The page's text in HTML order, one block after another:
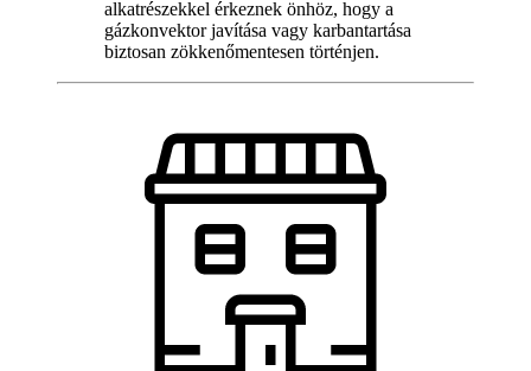
alkatrészekkel érkeznek önhöz, hogy a
gázkonvektor javítása vagy karbantartása
biztosan zökkenőmentesen történjen.